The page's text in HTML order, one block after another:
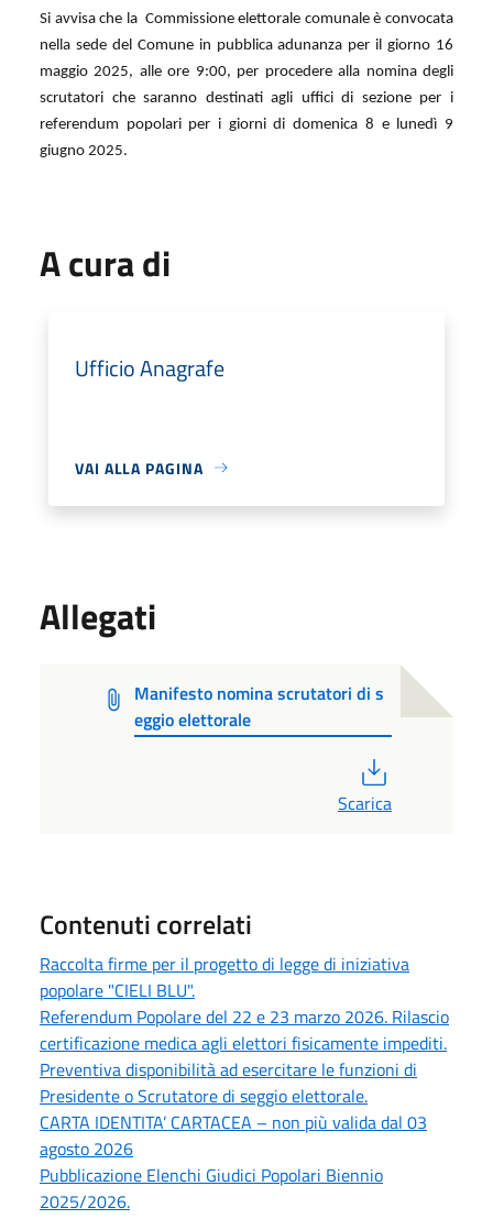
Si avvisa che la Commissione elettorale comunale è convocata
nella sede del Comune in pubblica adunanza per il giorno 16
maggio 2025, alle ore 9:00, per procedere alla nomina degli
scrutatori che saranno destinati agli uffici di sezione per i
referendum popolari per i giorni di domenica 8 e lunedì 9
giugno 2025.
A cura di
Ufficio Anagrafe
VAI ALLA PAGINA
Allegati
Manifesto nomina scrutatori di s
eggio elettorale
Scarica
Contenuti correlati
Raccolta firme per il progetto di legge di iniziativa
popolare "CIELI BLU".
Referendum Popolare del 22 e 23 marzo 2026. Rilascio
certificazione medica agli elettori fisicamente impediti.
Preventiva disponibilità ad esercitare le funzioni di
Presidente o Scrutatore di seggio elettorale.
CARTA IDENTITA’ CARTACEA – non più valida dal 03
agosto 2026
Pubblicazione Elenchi Giudici Popolari Biennio
2025/2026.